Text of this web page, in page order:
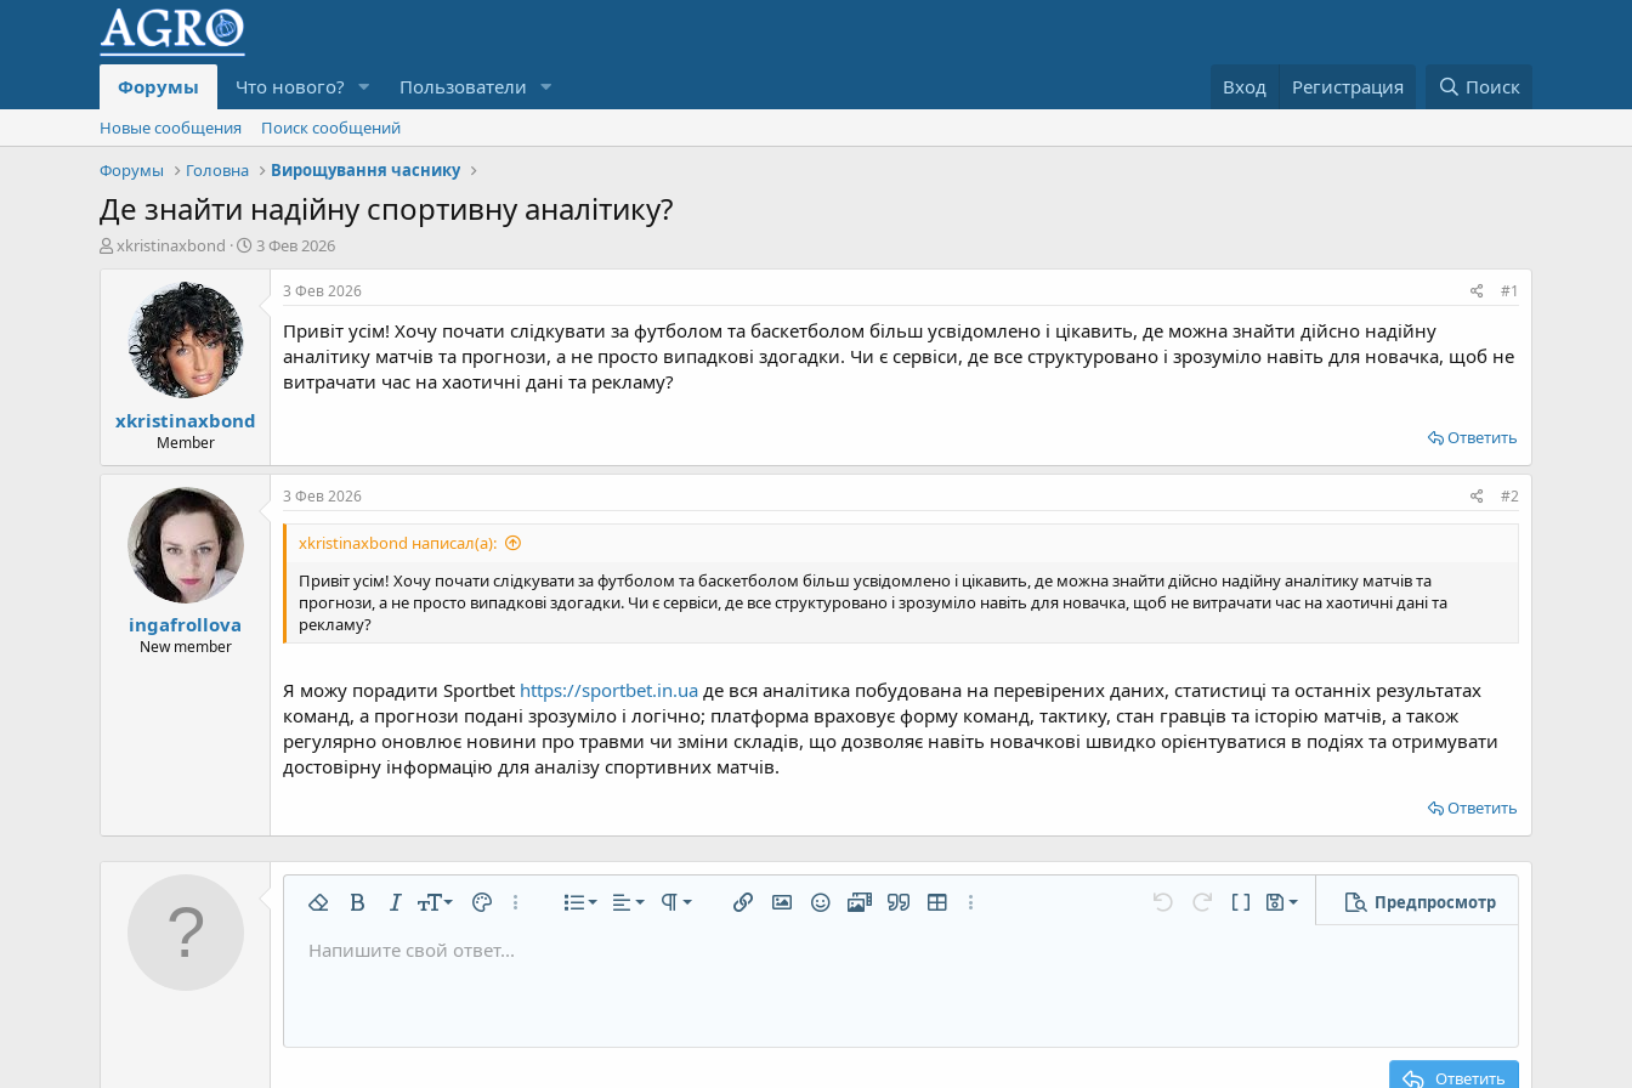
Форумы Что нового? Пользователи Вход Регистрация Поиск
Новые сообщения
Поиск сообщений
Форумы
Головна Вирощування часнику
Де знайти надійну спортивну аналітику?
А
ы
xkristinaxbond
Д
3 Фев 2026
xkristinaxbond
Member
3 Фев 2026 #1
Привіт усім! Хочу почати слідкувати за футболом та баскетболом більш усвідомлено і цікавить, де можна знайти дійсно надійну
аналітику матчів та прогнози, а не просто випадкові здогадки. Чи є сервіси, де все структуровано і зрозуміло навіть для новачка, щоб не
витрачати час на хаотичні дані та рекламу?
Ответить
ingafrollova
New member
3 Фев 2026 #2
xkristinaxbond написал(а):
Привіт усім! Хочу почати слідкувати за футболом та баскетболом більш усвідомлено і цікавить, де можна знайти дійсно надійну аналітику матчів та
прогнози, а не просто випадкові здогадки. Чи є сервіси, де все структуровано і зрозуміло навіть для новачка, щоб не витрачати час на хаотичні дані та
рекламу?
Я можу порадити Sportbet httрs://sportbet.in.ua де вся аналітика побудована на перевірених даних, статистиці та останніх результатах
команд, а прогнози подані зрозуміло і логічно; платформа враховує форму команд, тактику, стан гравців та історію матчів, а також
регулярно оновлює новини про травми чи зміни складів, що дозволяє навіть новачкові швидко орієнтуватися в подіях та отримувати
достовірну інформацію для аналізу спортивних матчів.
Ответить
Удалить форматирование
ЖирныйКурсивРазмер шрифта
9
10
18
Цвет текста
Дополнительно...
СписокНумерованный список
Выравнивание
По левому краюФормат параграфа
Обычный
Заголовок 3
Вставить ссылку
Вставить изображение
СмайлыМедиаЦитатаВставить таблицу
Дополнительно... Отменить
Повторить
Переключить режим работы редактора
Черновики
Сохранить черновик
Предпросмотр
Шрифт Arial
Зачёркнутый
Подчёркнутый
Однострочный код
Однострочный спойлер
Вставить горизонтальную линию
Спойлер
Код
Напишите свой ответ...
Ответить